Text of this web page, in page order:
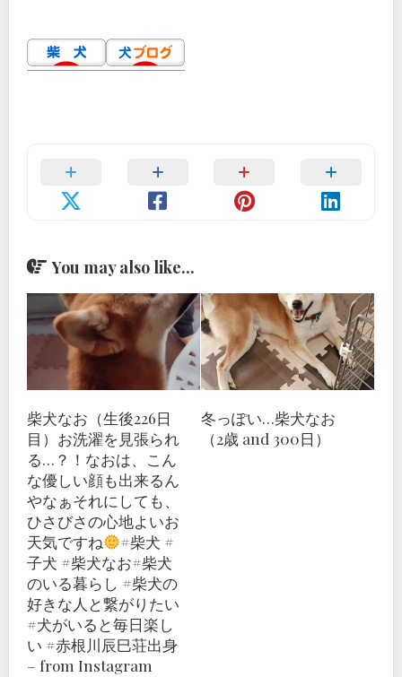
You may also like...
柴犬なお（生後226日
目）お洗濯を見張られ
る…？！なおは、こん
な優しい顔も出来るん
やなぁそれにしても、
ひさびさの心地よいお
天気ですね
#柴犬 #
子犬 #柴犬なお#柴犬
のいる暮らし #柴犬の
好きな人と繋がりたい
#犬がいると毎日楽し
い #赤根川辰巳荘出身
– from Instagram
冬っぽい…柴犬なお
（2歳 and 300日）